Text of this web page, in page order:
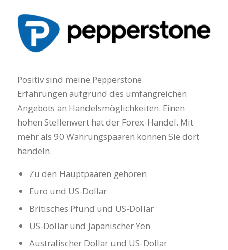
Positiv sind meine Pepperstone
Erfahrungen aufgrund des umfangreichen
Angebots an Handelsmöglichkeiten. Einen
hohen Stellenwert hat der Forex-Handel. Mit
mehr als 90 Währungspaaren können Sie dort
handeln.
Zu den Hauptpaaren gehören
Euro und US-Dollar
Britisches Pfund und US-Dollar
US-Dollar und Japanischer Yen
Australischer Dollar und US-Dollar